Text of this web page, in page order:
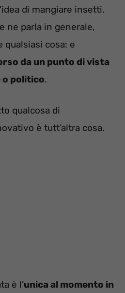
di mangiare insetti.
ne parla in generale,
qualsiasi cosa: e
da un punto di vista
politico.
qualcosa di
è tutt’altra cosa.
è l’unica al momento in